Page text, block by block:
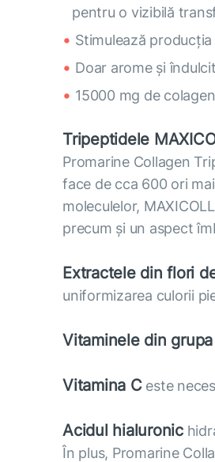
pentru o vizibilă
Stimulează
Doar arome și
15000 mg de
Tripeptidele
Promarine Collagen
face de cca 600 ori
moleculelor,
precum și un aspect
Extractele din flori
uniformizarea culorii
Vitaminele din
Vitamina Сeste
Acidul hialuronic
În plus, Promarine